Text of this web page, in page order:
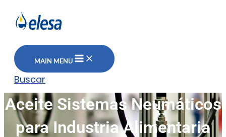
MAIN MENU
Buscar
Aceite Sistemas Neumáticos
para Industria Alimentaria